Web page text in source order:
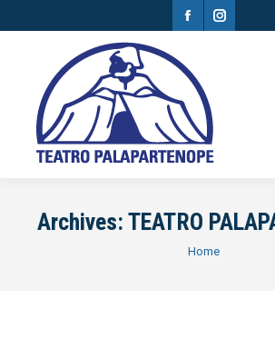
Facebook
opens
in
new
window
Archives: TEATRO
You are here:
Home